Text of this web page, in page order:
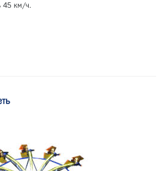
45 км/ч.